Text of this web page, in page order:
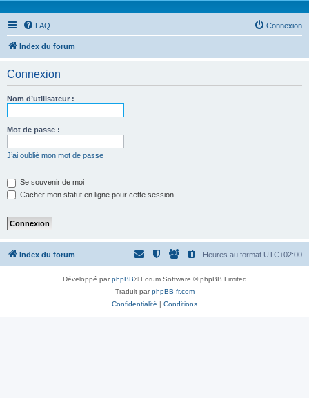
FAQ Connexion
Index du forum
Connexion
Nom d’utilisateur :
Mot de passe :
J’ai oublié mon mot de passe
Se souvenir de moi
Cacher mon statut en ligne pour cette session
Index du forum Heures au format UTC+02:00
Développé parphpBB® Forum Software © phpBB Limited
Traduit parphpBB-fr.com
Confidentialité | Conditions